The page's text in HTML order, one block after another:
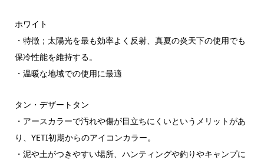
ホワイト
・特徴；太陽光を最も効率よく反射、真夏の炎天下の使用でも
保冷性能を維持する。
・温暖な地域での使用に最適
タン・デザートタン
・アースカラーで汚れや傷が目立ちにくいというメリットがあ
り、YETI初期からのアイコンカラー。
・泥や土がつきやすい場所、ハンティングや釣りやキャンプに